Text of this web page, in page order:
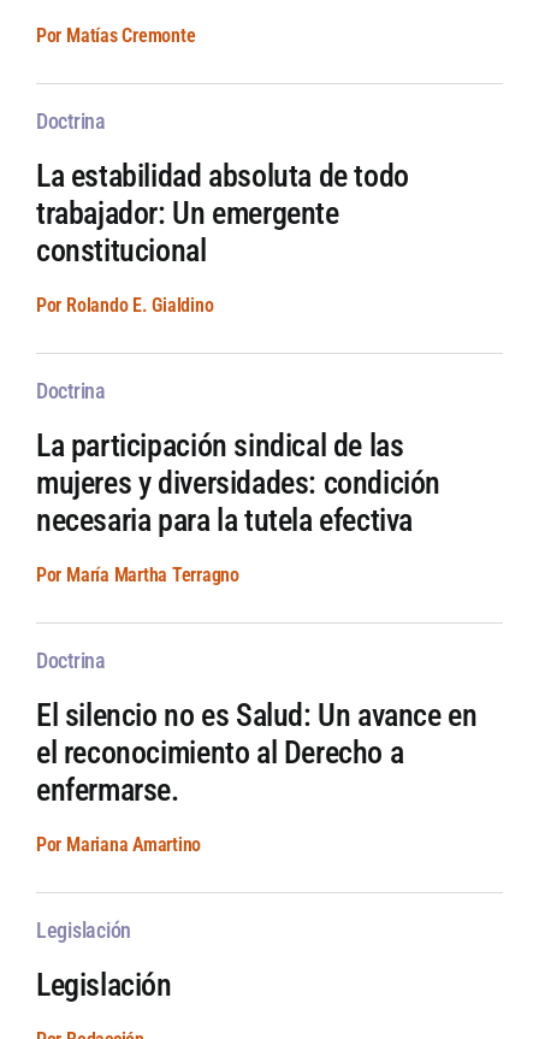
Por Matías Cremonte
Doctrina
La estabilidad absoluta de todo
trabajador: Un emergente
constitucional
Por Rolando E. Gialdino
Doctrina
La participación sindical de las
mujeres y diversidades: condición
necesaria para la tutela efectiva
Por María Martha Terragno
Doctrina
El silencio no es Salud: Un avance en
el reconocimiento al Derecho a
enfermarse.
Por Mariana Amartino
Legislación
Legislación